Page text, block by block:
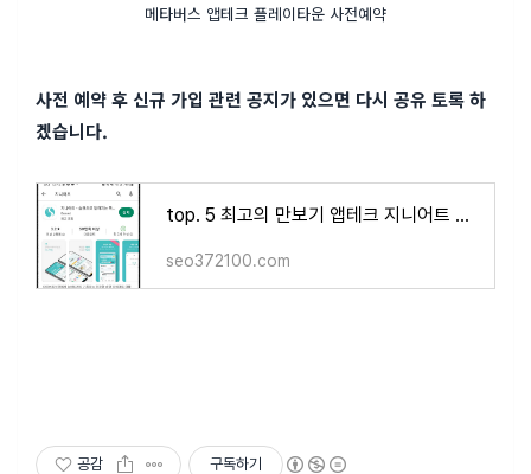
메타버스 앱테크 플레이타운 사전예약
사전 예약 후 신규 가입 관련 공지가 있으면 다시 공유 토록 하
겠습니다.
top. 5 최고의 만보기 앱테크 지니어트 소개합니다. ( 메디패스, 캐시워크, 토스, 모니모, 다이어트
seo372100.com
공감 구독하기